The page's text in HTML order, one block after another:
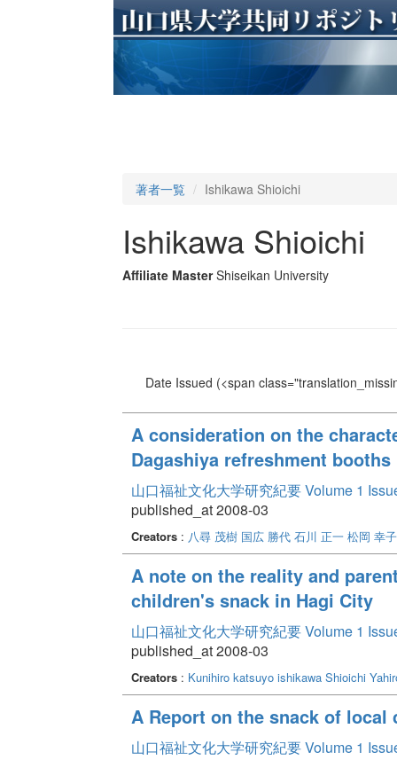
著者一覧 Ishikawa Shioichi
Ishikawa Shioichi
Affiliate Master Shiseikan University
Date Issued (<span
A consideration on the
Dagashiya refreshment booths
山口福祉文化大学研究紀要 Volume 1
published_at 2008-03
Creators: 八尋 茂樹 国広 勝代 石川 正一 松岡 幸子
A note on the reality and
children's snack in Hagi City
山口福祉文化大学研究紀要 Volume 1
published_at 2008-03
Creators: Kunihiro katsuyo ishikawa Shioichi
A Report on the snack of
山口福祉文化大学研究紀要 Volume 1